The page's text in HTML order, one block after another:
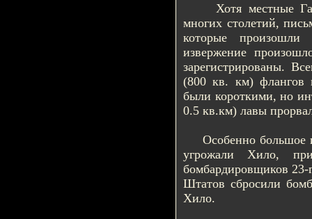
Хотя местные
многих столетий,
которые произошли
извержение
зарегистрированы.
(800 кв. км) флангов
были короткими, но
0.5 кв.км) лавы
Особенно большое
угрожали Хило,
бомбардировщиков
Штатов сбросили
Хило.